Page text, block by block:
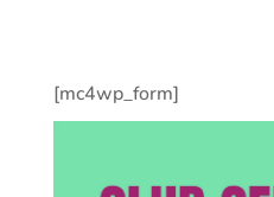
[mc4wp_form]